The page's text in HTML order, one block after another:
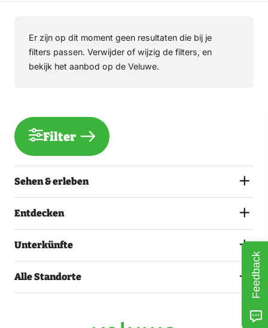
Er zijn op dit moment geen resultaten die bij je
filters passen. Verwijder of wijzig de filters, en
bekijk het aanbod op de Veluwe.
Filter
Sehen & erleben
Entdecken
Unterkünfte
Alle Standorte Feedback